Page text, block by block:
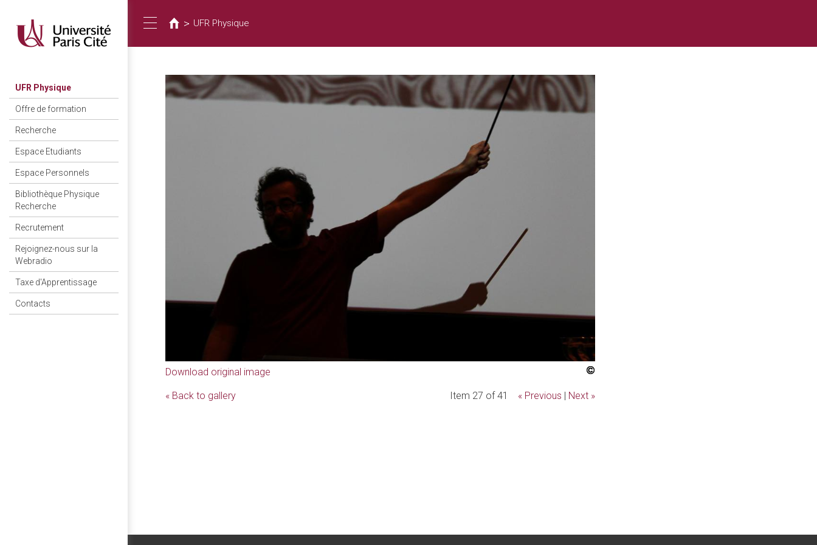
contenu
principal
UFR Physique
Offre de formation
Recherche
Espace Etudiants
Espace Personnels
Bibliothèque Physique
Recherche
Recrutement
Rejoignez-nous sur la
Webradio
Taxe d'Apprentissage
Contacts
Toggle
navigation
êtes
ici
> UFR Physique
Download original image
« Back to gallery Item 27 of 41 « Previous | Next »